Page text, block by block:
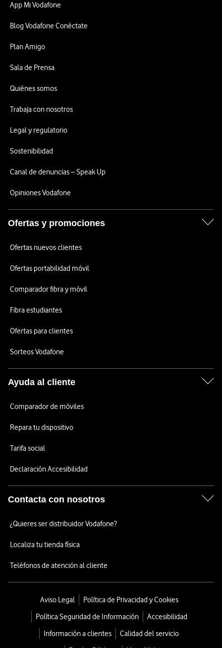
App Mi Vodafone
Blog Vodafone Conéctate
Plan Amigo
Sala de Prensa
Quiénes somos
Trabaja con nosotros
Legal y regulatorio
Sostenibilidad
Canal de denuncias – Speak Up
Opiniones Vodafone
Ofertas y promociones
Ofertas nuevos clientes
Ofertas portabilidad móvil
Comparador fibra y móvil
Fibra estudiantes
Ofertas para clientes
Sorteos Vodafone
Ayuda al cliente
Comparador de móviles
Repara tu dispositivo
Tarifa social
Declaración Accesibilidad
Contacta con nosotros
¿Quieres ser distribuidor Vodafone?
Localiza tu tienda física
Teléfonos de atención al cliente
Aviso Legal
Política de Privacidad y Cookies
Política Seguridad de Información
Accesibilidad
Información a clientes
Calidad del servicio